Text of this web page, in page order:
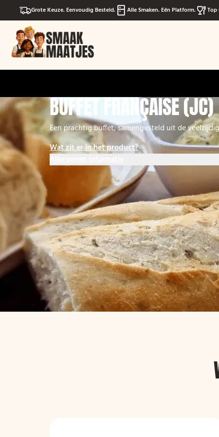
Grote Keuze. Eenvoudig Besteld. Alle Smaken. Eén Platform. Top
BUFFET FRANÇAISE (JC)
Een prachtig buffet, samengesteld uit de
Wat zit er in het product?